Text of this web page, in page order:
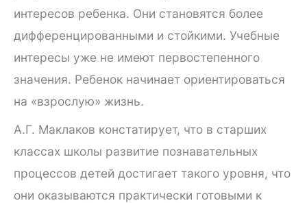
интересов ребенка. Они становятся более
дифференцированными и стойкими. Учебные
интересы уже не имеют первостепенного
значения. Ребенок начинает ориентироваться
на «взрослую» жизнь.
А.Г. Маклаков констатирует, что в старших
классах школы развитие познавательных
процессов детей достигает такого уровня, что
они оказываются практически готовыми к